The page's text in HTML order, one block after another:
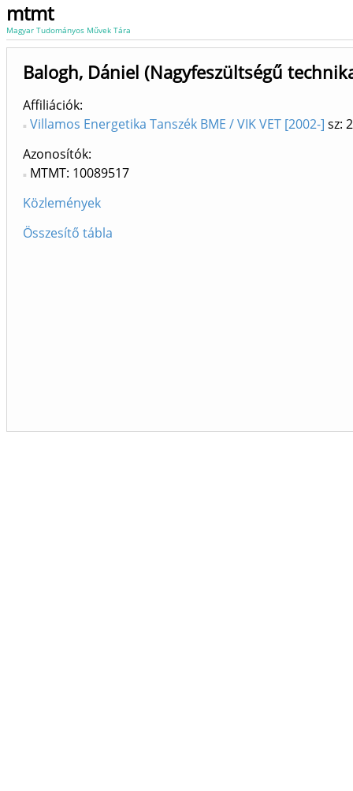
mtmt
Magyar Tudományos Művek Tára
Balogh, Dániel (Nagyfeszültségű
Affiliációk
Villamos Energetika Tanszék BME / VIK VET [2002-] sz:
Azonosítók
MTMT: 10089517
Közlemények
Összesítő tábla